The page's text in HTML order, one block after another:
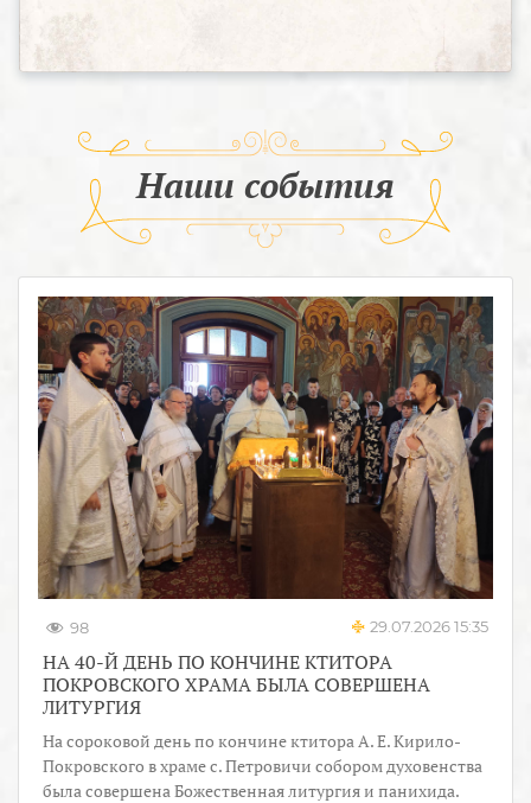
Наши события
98 29.07.2026 15:35
НА 40-Й ДЕНЬ ПО КОНЧИНЕ КТИТОРА
ПОКРОВСКОГО ХРАМА БЫЛА СОВЕРШЕНА
ЛИТУРГИЯ
На сороковой день по кончине ктитора А. Е. Кирило-
Покровского в храме с. Петровичи собором духовенства
была совершена Божественная литургия и панихида.